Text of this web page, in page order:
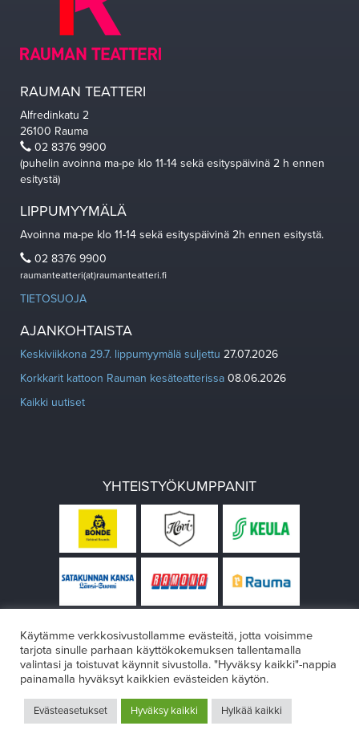
RAUMAN TEATTERI
Alfredinkatu 2
26100 Rauma
02 8376 9900
(puhelin avoinna ma-pe klo 11-14 sekä esityspäivinä 2 h ennen
esitystä)
LIPPUMYYMÄLÄ
Avoinna ma-pe klo 11-14 sekä esityspäivinä 2h ennen esitystä.
02 8376 9900
raumanteatteri(at)raumanteatteri.fi
TIETOSUOJA
AJANKOHTAISTA
Keskiviikkona 29.7. lippumyymälä suljettu 27.07.2026
Korkkarit kattoon Rauman kesäteatterissa 08.06.2026
Kaikki uutiset
YHTEISTYÖKUMPPANIT
Design:VÄRIKÄS
Käytämme verkkosivustollamme evästeitä, jotta voisimme
tarjota sinulle parhaan käyttökokemuksen tallentamalla
valintasi ja toistuvat käynnit sivustolla. "Hyväksy kaikki"-nappia
painamalla hyväksyt kaikkien evästeiden käytön.
Evästeasetukset Hyväksy kaikki Hylkää kaikki